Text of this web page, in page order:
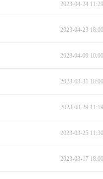
2023-04-24
2023-04-23
2023-04-09
2023-03-31
2023-03-29
2023-03-25
2023-03-17